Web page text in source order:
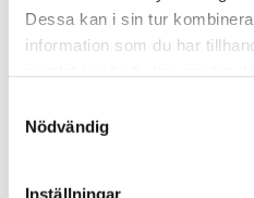
Dessa kan i sin tur
information som du har
Nödvändig
Inställningar
Antal